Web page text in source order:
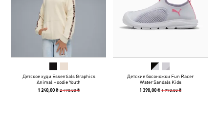
Детское худи Essentials Graphics
Animal Hoodie Youth
1 240,00 ₴2 490,00 ₴
Детские босоножки Fun Racer
Water Sandals Kids
1 390,00 ₴1 990,00 ₴